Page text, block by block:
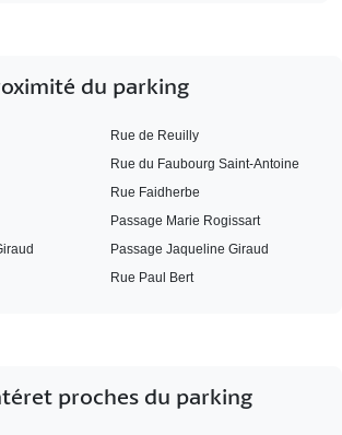
du parking
Rue de Reuilly
Rue du Faubourg Saint-Antoine
Rue Faidherbe
Passage Marie Rogissart
Passage Jaqueline Giraud
Rue Paul Bert
proches du parking